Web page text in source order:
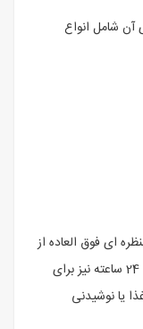
شامل انواع
ای فوق العاده از
شهر کربلا ارائه می دهد. سرویس روم سرویس 24 ساعته نیز برای
یا نوشیدنی